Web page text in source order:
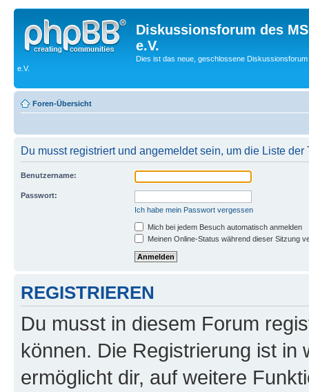
Diskussionsforum des
e.V.
Dies ist das neue, geschlossene
e.V.
Foren-Übersicht
Du musst registriert und angemeldet sein, um die Liste
Benutzername:
Passwort:
Ich habe mein Passwort vergessen
Mich bei jedem Besuch automatisch anmelden
Meinen Online-Status während dieser Sitzung
REGISTRIEREN
Du musst in diesem Forum
können. Die Registrierung ist in
ermöglicht dir, auf weitere